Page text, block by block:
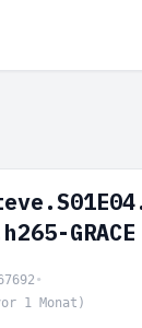
GRACE
•
1 Monat)